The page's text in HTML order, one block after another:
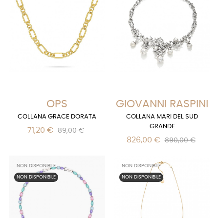
OPS
COLLANA GRACE DORATA
71,20 € 89,00 €
GIOVANNI RASPINI
COLLANA MARI DEL SUD
GRANDE
826,00 € 890,00 €
NON DISPONIBILE
NON DISPONIBILE
NON DISPONIBILE
NON DISPONIBILE